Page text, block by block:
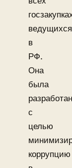
ведущихся
в
РФ.
Она
была
с
целью
коррупцию